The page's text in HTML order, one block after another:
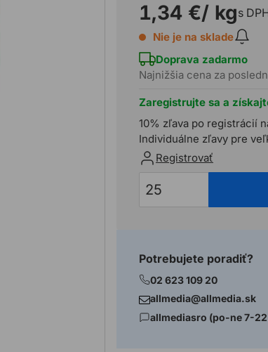
1,34 €/ kgs
Nie je na sklade
Doprava zadarmo
Najnižšia cena za
Zaregistrujte sa a
10% zľava po registrácií
Individuálne zľavy pre
Registrovať
Potrebujete poradiť?
02 623 109 20
allmedia@allmedia.sk
allmediasro (po-ne 7-22